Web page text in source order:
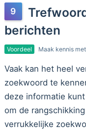
berichten
Voordeel Maak kennis
Vaak kan het heel
zoekwoord te
deze informatie
om de
verrukkelijke